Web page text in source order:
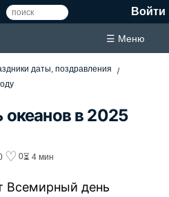
Войти
☰ Меню
даты, поздравления
в 2025
♡ 0⏳ 4 мин
Всемирный день